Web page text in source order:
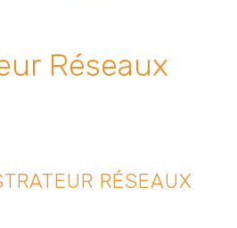
Réseaux
RÉSEAUX